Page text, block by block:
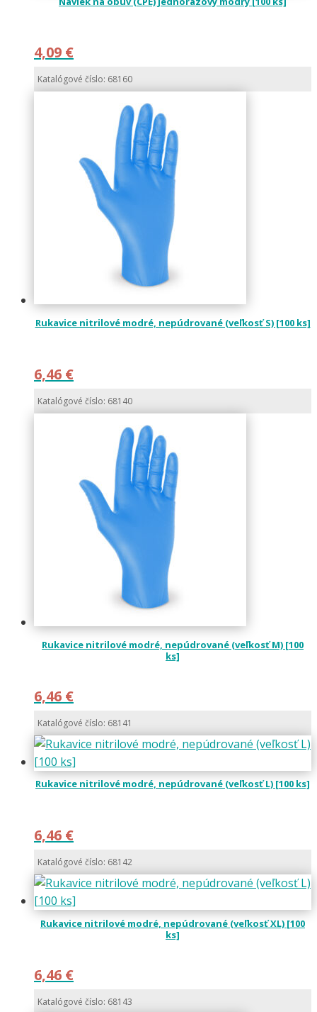
4,09 €
Katalógové číslo: 68160
Rukavice nitrilové modré, nepúdrované (veľkosť S) [100 ks]
6,46 €
Katalógové číslo: 68140
Rukavice nitrilové modré, nepúdrované (veľkosť M) [100
ks]
6,46 €
Katalógové číslo: 68141
Rukavice nitrilové modré, nepúdrované (veľkosť L) [100 ks]
6,46 €
Katalógové číslo: 68142
Rukavice nitrilové modré, nepúdrované (veľkosť XL) [100
ks]
6,46 €
Katalógové číslo: 68143